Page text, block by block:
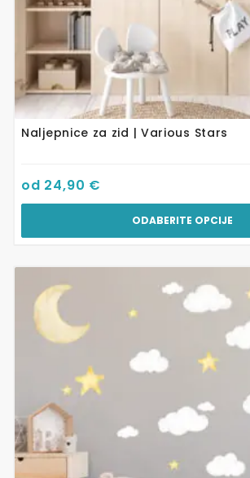
Naljepnice za zid | Various Stars
od 24,90 €
ODABERITE OPCIJE
proizvod
više
mogu
odabrati
na
stranici
proizvoda